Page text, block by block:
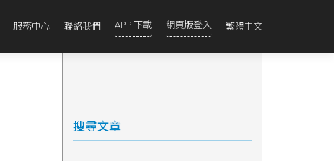
服務中心 聯絡我們 APP 下載 網頁版登入 繁體中文
搜尋文章